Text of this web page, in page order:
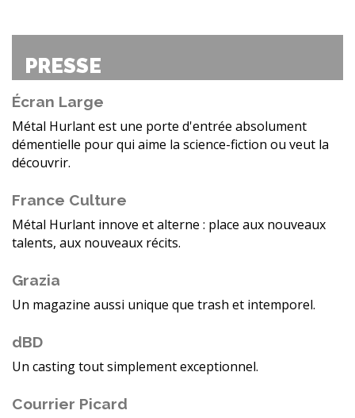
PRESSE
Écran Large
Métal Hurlant est une porte d'entrée absolument
démentielle pour qui aime la science-fiction ou veut la
découvrir.
France Culture
Métal Hurlant innove et alterne : place aux nouveaux
talents, aux nouveaux récits.
Grazia
Un magazine aussi unique que trash et intemporel.
dBD
Un casting tout simplement exceptionnel.
Courrier Picard